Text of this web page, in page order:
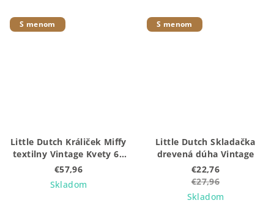
S menom
Little Dutch Králiček Miffy
textilny Vintage Kvety 60
cm
€57,96
Skladom
S menom
Little Dutch Skladačka
drevená dúha Vintage
€22,76
€27,96
Skladom